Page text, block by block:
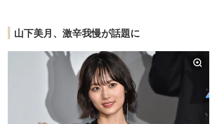
山下美月、激辛我慢が話題に